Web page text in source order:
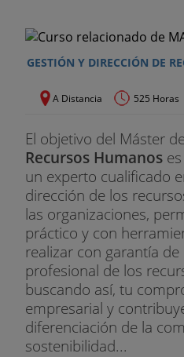
GESTIÓN Y DIRECCIÓN DE
A Distancia 525 Horas
El objetivo del Máster
Recursos Humanos
un experto cualificado
dirección de los
las organizaciones,
práctico y con
realizar con garantía
profesional de los
buscando así, tu
empresarial y
diferenciación de la
sostenibilidad...